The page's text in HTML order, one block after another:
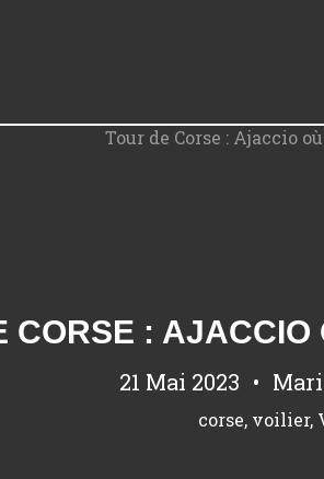
CORSE :
21 Mai 2023
corse, voilier,